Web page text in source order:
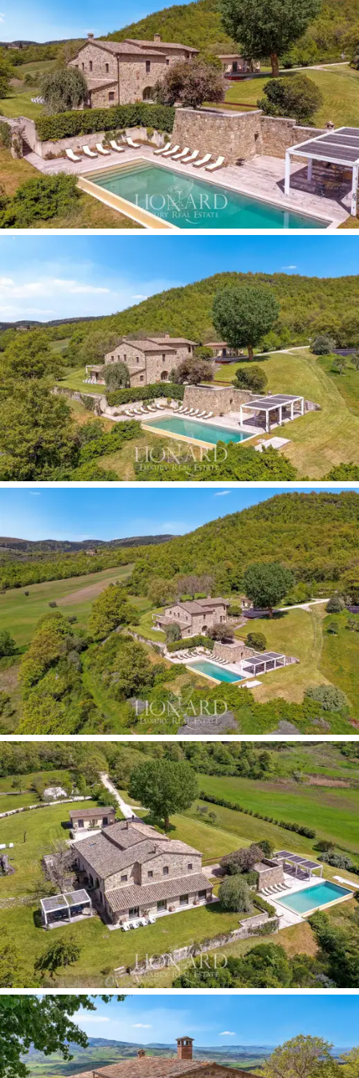
mekan aydınlık ve modern alanlara açılıyor. İki büyük
eğlence odası, geniş bir yemek odası,son teknoloji
mutfakveebeveyn banyolualtıyatak odası, onu
maksimum konfor için tasarlanmış bir ev haline getiriyor.
Alt kattakiözel girişlere sahip iki yatak odası,
misafirleremahremiyetsağlamak için mükemmel.
Mobilyalarçağdaşveantikaparçaların dengeli bir
karışımıyken,modern sanatkoleksiyonu alanlara
benzersiz bir dokunuş katıyor. Bu mülkünseçeneklerini
tamamlamak için, birekbinada son teknoloji
ekipmanlarla donatılmışözel bir spor salonu
bulunmaktadır.
Dışarıdan bakıldığındasonsuzluk havuzunadir
güzellikteki birvadiyebakarken, özenle bakılan
bahçelerdinlenmek ve eğlenmek için mükemmel bir
alan sunuyor. Otomatik olarak sulananİngiliz tarzı
çimlerpanoramik teraslarlaharmanlanarak vadinin ve
çevredeki köylerin unutulmaz manzaralarını sunuyor.
Yemyeşil asmalarla ve güllerle kaplı birverandaaçık
havada yemek yemek için ideal bir yerken, bir diğer
samimi alan ise yaz akşamları için mükemmel olanodun
sobasının yanında , havuzunyanında yer alıyor. Ayrıca,
sebze bahçesi, tavuk kümesivemeyve bahçesitaze
ürünler sunarak her gün doğayla temasın otantik bir
deneyimini yaşatıyor.
Satılık bu mülk,klasik güzelliğinçağdaş lüksleiç içe
geçtiği,tarihilikvemodernliğinmükemmel bir
karışımıdır. Burada yaşamak,doğanınkonforla
harmanlandığı, aynı zamandaToskana'nınharikalarını
keşfetmek için mükemmel bir temel sunan bir huzur
vahasında bir yaşam tarzını benimsemek anlamına gelir.
Bu, Toskana güzelliğinin özünü somutlaştıran bir yerde,
insan ve çevresi arasındaki uyumu kutlayan bir yaşam
tarzına yapılan biryatırımdır.